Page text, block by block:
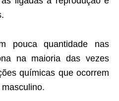
pouca quantidade nas
na maioria das vezes
químicas que ocorrem